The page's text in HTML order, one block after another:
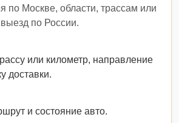
по Москве, области, трассам или
по России.
или километр, направление
доставки.
и состояние авто.